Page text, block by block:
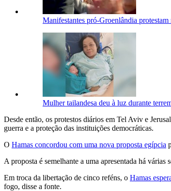
Manifestantes pró-Groenlândia
Mulher tailandesa deu à luz durante
Desde então, os protestos diários em Tel Aviv e
guerra e a proteção das instituições democráticas.
O Hamas concordou com uma nova proposta egípcia
A proposta é semelhante a uma apresentada há
Em troca da libertação de cinco reféns, o Hamas
fogo, disse a fonte.